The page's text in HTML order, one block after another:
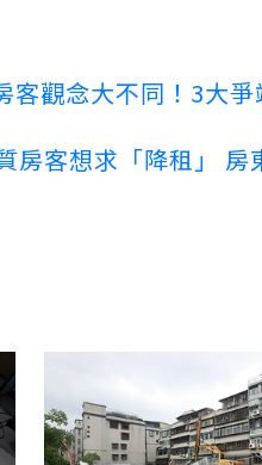
客觀念大不同！3大
房客想求「降租」